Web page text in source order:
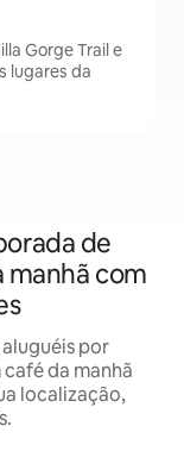
Gorge Trail e
lugares da
de
manhã com
por
da manhã
localização,